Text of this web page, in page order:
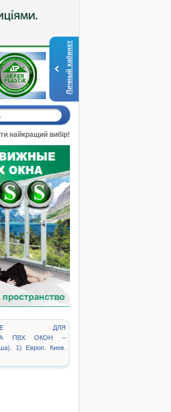
Личный кабинет
найкращий вибір!
ДЛЯ
ПВХ ОКОН –
1) Европ. Киев.